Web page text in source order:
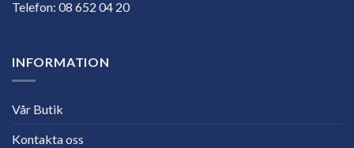
Telefon: 08 652 04 20
INFORMATION
Vår Butik
Kontakta oss